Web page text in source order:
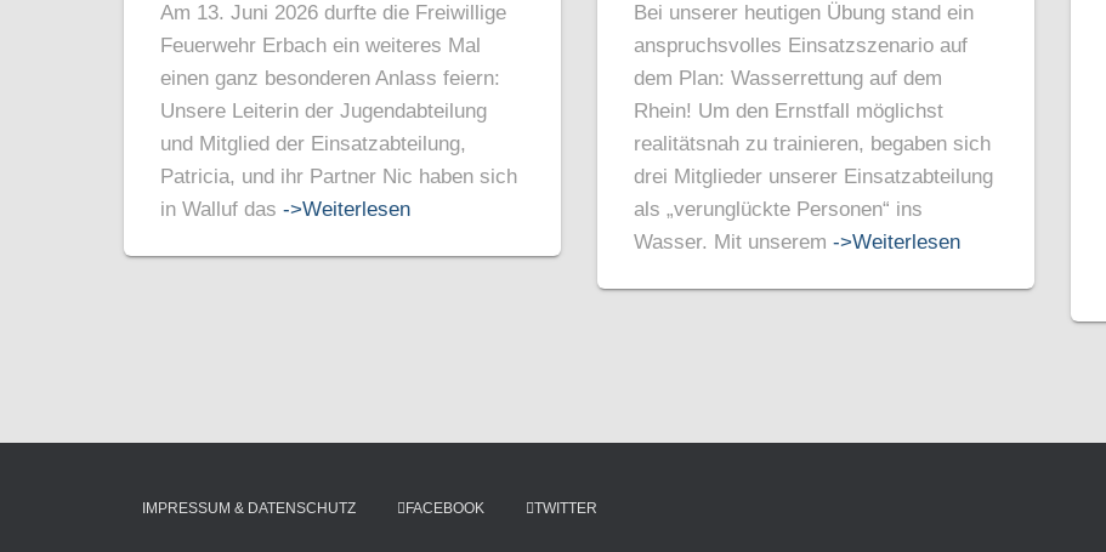
Am 13. Juni 2026 durfte die Freiwillige
Feuerwehr Erbach ein weiteres Mal
einen ganz besonderen Anlass feiern:
Unsere Leiterin der Jugendabteilung
und Mitglied der Einsatzabteilung,
Patricia, und ihr Partner Nic haben sich
in Walluf das ->Weiterlesen
Bei unserer heutigen Übung stand ein
anspruchsvolles Einsatzszenario auf
dem Plan: Wasserrettung auf dem
Rhein! Um den Ernstfall möglichst
realitätsnah zu trainieren, begaben sich
drei Mitglieder unserer Einsatzabteilung
als „verunglückte Personen“ ins
Wasser. Mit unserem ->Weiterlesen
IMPRESSUM & DATENSCHUTZ FACEBOOK TWITTER